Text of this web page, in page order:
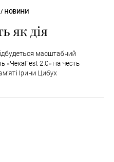
НОВИНИ
як дія
масштабний
«ЧекаFest 2.0» на честь
Ірини Цибух